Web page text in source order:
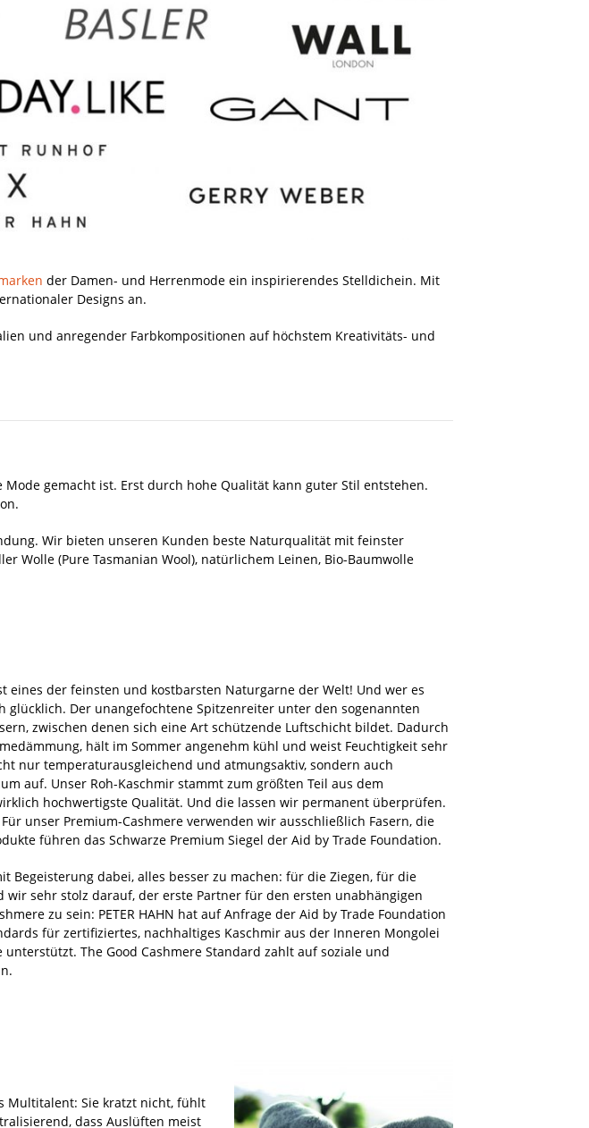
der Damen- und Herrenmode ein inspirierendes Stelldichein. Mit
Designs an.
und anregender Farbkompositionen auf höchstem Kreativitäts- und
gemacht ist. Erst durch hohe Qualität kann guter Stil entstehen.
Wir bieten unseren Kunden beste Naturqualität mit feinster
Wolle (Pure Tasmanian Wool), natürlichem Leinen, Bio-Baumwolle
eines der feinsten und kostbarsten Naturgarne der Welt! Und wer es
glücklich. Der unangefochtene Spitzenreiter unter den sogenannten
zwischen denen sich eine Art schützende Luftschicht bildet. Dadurch
hält im Sommer angenehm kühl und weist Feuchtigkeit sehr
nur temperaturausgleichend und atmungsaktiv, sondern auch
auf. Unser Roh-Kaschmir stammt zum größten Teil aus dem
hochwertigste Qualität. Und die lassen wir permanent überprüfen.
unser Premium-Cashmere verwenden wir ausschließlich Fasern, die
führen das Schwarze Premium Siegel der Aid by Trade Foundation.
Begeisterung dabei, alles besser zu machen: für die Ziegen, für die
sehr stolz darauf, der erste Partner für den ersten unabhängigen
zu sein: PETER HAHN hat auf Anfrage der Aid by Trade Foundation
für zertifiziertes, nachhaltiges Kaschmir aus der Inneren Mongolei
The Good Cashmere Standard zahlt auf soziale und
Multitalent: Sie kratzt nicht, fühlt
dass Auslüften meist